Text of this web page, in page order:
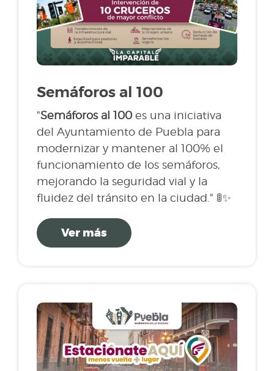
Semáforos al 100
"Semáforos al 100 es una iniciativa
del Ayuntamiento de Puebla para
modernizar y mantener al 100% el
funcionamiento de los semáforos,
mejorando la seguridad vial y la
fluidez del tránsito en la ciudad." 🚦✨
Ver más